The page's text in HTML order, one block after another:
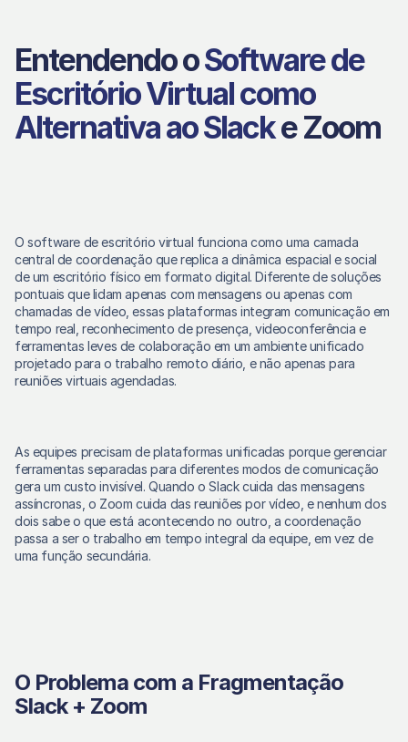
Entendendo o Software de
Escritório Virtual como
Alternativa ao Slack e Zoom
O software de escritório virtual funciona como uma camada
central de coordenação que replica a dinâmica espacial e social
de um escritório físico em formato digital. Diferente de soluções
pontuais que lidam apenas com mensagens ou apenas com
chamadas de vídeo, essas plataformas integram comunicação em
tempo real, reconhecimento de presença, videoconferência e
ferramentas leves de colaboração em um ambiente unificado
projetado para o trabalho remoto diário, e não apenas para
reuniões virtuais agendadas.
As equipes precisam de plataformas unificadas porque gerenciar
ferramentas separadas para diferentes modos de comunicação
gera um custo invisível. Quando o Slack cuida das mensagens
assíncronas, o Zoom cuida das reuniões por vídeo, e nenhum dos
dois sabe o que está acontecendo no outro, a coordenação
passa a ser o trabalho em tempo integral da equipe, em vez de
uma função secundária.
O Problema com a Fragmentação
Slack + Zoom